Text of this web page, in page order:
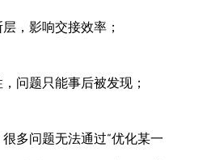
，影响交接效率；
问题只能事后被发现；
多问题无法通过“优化某一